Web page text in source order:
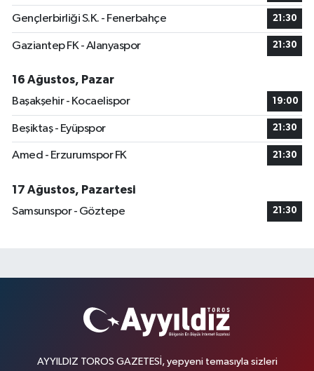
Gençlerbirliği S.K. - Fenerbahçe 21:30
Gaziantep FK - Alanyaspor 21:30
16 Ağustos, Pazar
Başakşehir - Kocaelispor
19:00
Beşiktaş - Eyüpspor 21:30
Amed - Erzurumspor FK 21:30
17 Ağustos, Pazartesi
Samsunspor - Göztepe
21:30
AYYILDIZ TOROS GAZETESİ, yepyeni temasıyla sizleri